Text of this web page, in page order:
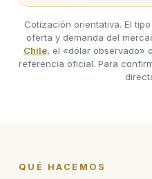
Cotización orientativa. El
oferta y demanda del
Chile, el «dólar observado»
referencia oficial. Para
QUÉ HACEMOS